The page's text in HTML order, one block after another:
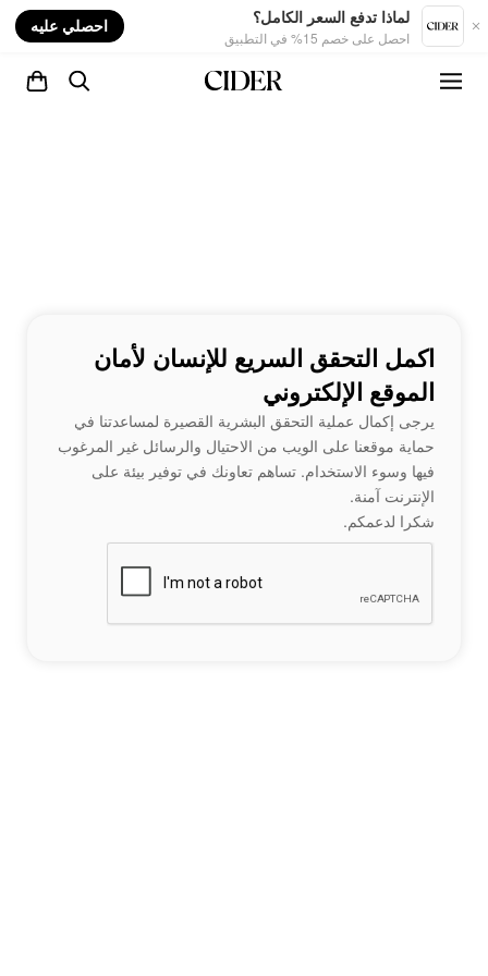
لماذا تدفع السعر الكامل؟
احصل على خصم 15% في التطبيق
احصلي عليه
اكمل التحقق السريع للإنسان لأمان
الموقع الإلكتروني
يرجى إكمال عملية التحقق البشرية القصيرة لمساعدتنا في
حماية موقعنا على الويب من الاحتيال والرسائل غير المرغوب
فيها وسوء الاستخدام. تساهم تعاونك في توفير بيئة على
الإنترنت آمنة.
شكرا لدعمكم.